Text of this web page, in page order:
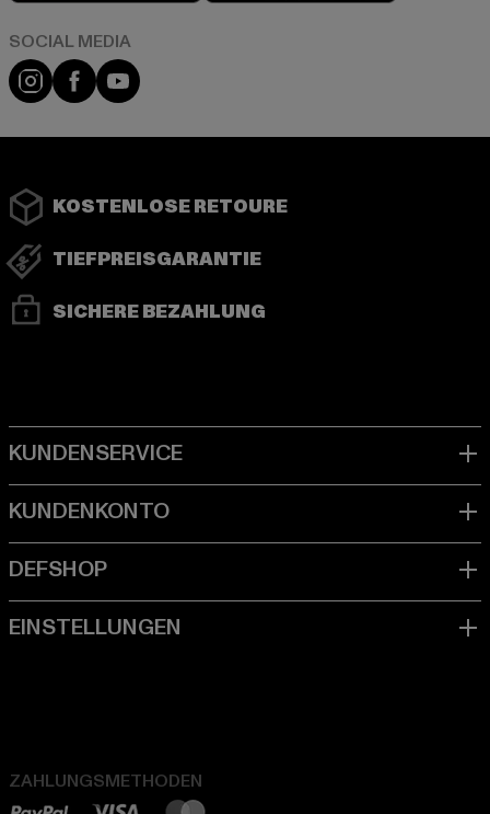
Instagram
FacebookYouTube
KOSTENLOSE RETOURE
TIEFPREISGARANTIE
SICHERE BEZAHLUNG
ZAHLUNGSMETHODEN